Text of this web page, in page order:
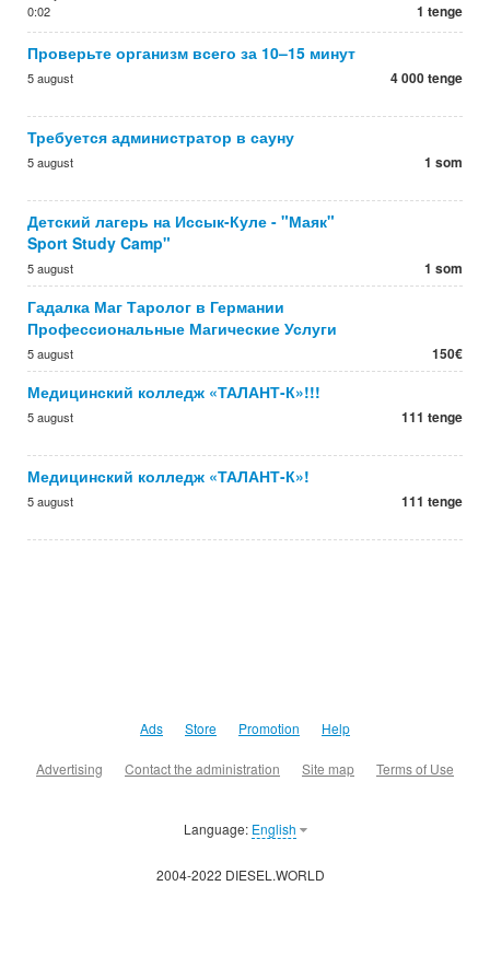
0:02
1 tenge
Проверьте организм всего за 10–15 минут
5 august 4 000 tenge
Требуется администратор в сауну
5 august 1 som
Детский лагерь на Иссык-Куле - "Маяк"
Sport Study Camp"
5 august 1 som
Гадалка Маг Таролог в Германии
Профессиональные Магические Услуги
5 august 150€
Медицинский колледж «ТАЛАНТ-К»!!!
5 august 111 tenge
Медицинский колледж «ТАЛАНТ-К»!
5 august 111 tenge
Ads Store Promotion Help
Advertising Contact the administration Site map Terms of Use
Language: English
2004-2022 DIESEL.WORLD